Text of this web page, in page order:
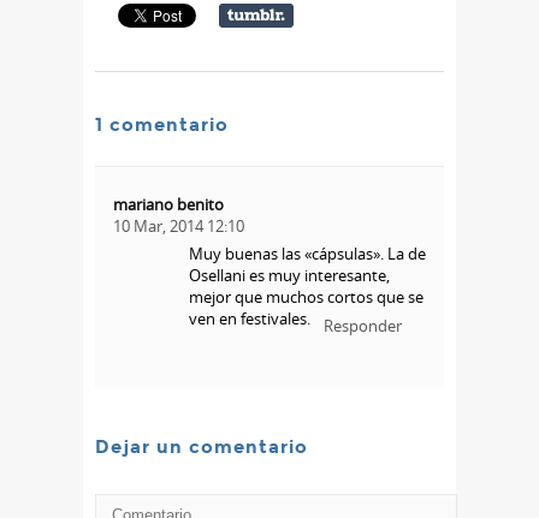
1 comentario
mariano benito
10 Mar, 2014 12:10
Muy buenas las «cápsulas». La de
Osellani es muy interesante,
mejor que muchos cortos que se
ven en festivales.
Responder
Dejar un comentario